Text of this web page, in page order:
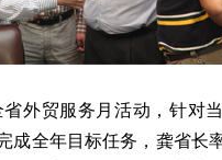
省外贸服务月活动，针对
成全年目标任务，龚省长